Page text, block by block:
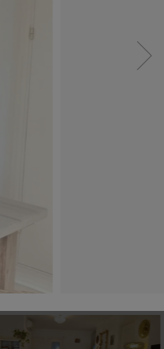
de consentimiento
una explicación de las
de seguimiento y
de terceros.
selección: